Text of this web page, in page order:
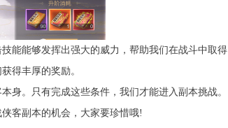
能够发挥出强大的威力，帮助我们在战斗中取得
得丰厚的奖励。
。只有完成这些条件，我们才能进入副本挑战。
客副本的机会，大家要珍惜哦!